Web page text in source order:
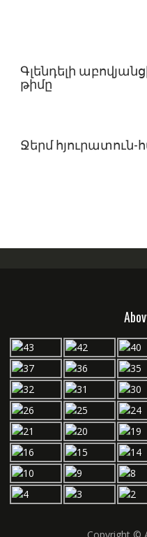
Գլենդելի
թիմը
Ջերմ